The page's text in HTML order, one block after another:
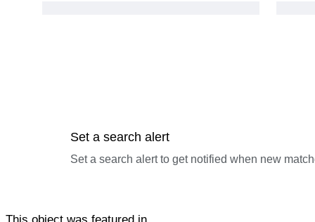
Set a search alert
Set a search alert to get notified when new
This object was featured in